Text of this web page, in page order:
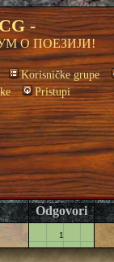
-
О ПОЕЗИЈИ!
Korisničke grupe
Pristupi
Odgovori
1